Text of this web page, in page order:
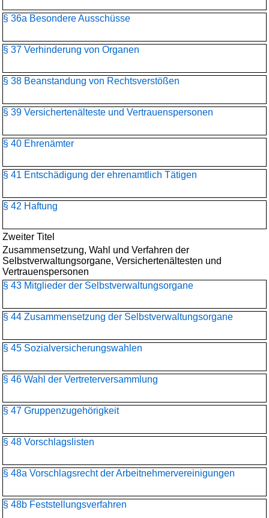
§ 36a Besondere Ausschüsse
§ 37 Verhinderung von Organen
§ 38 Beanstandung von Rechtsverstößen
§ 39 Versichertenälteste und Vertrauenspersonen
§ 40 Ehrenämter
§ 41 Entschädigung der ehrenamtlich Tätigen
§ 42 Haftung
Zweiter Titel
Zusammensetzung, Wahl und Verfahren der
Selbstverwaltungsorgane, Versichertenältesten und
Vertrauenspersonen
§ 43 Mitglieder der Selbstverwaltungsorgane
§ 44 Zusammensetzung der Selbstverwaltungsorgane
§ 45 Sozialversicherungswahlen
§ 46 Wahl der Vertreterversammlung
§ 47 Gruppenzugehörigkeit
§ 48 Vorschlagslisten
§ 48a Vorschlagsrecht der Arbeitnehmervereinigungen
§ 48b Feststellungsverfahren